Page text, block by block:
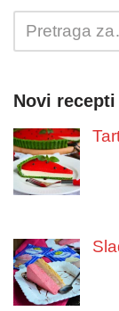
Novi recepti